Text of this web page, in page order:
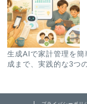
生成AIで家計管理を
成まで、実践的な3つ